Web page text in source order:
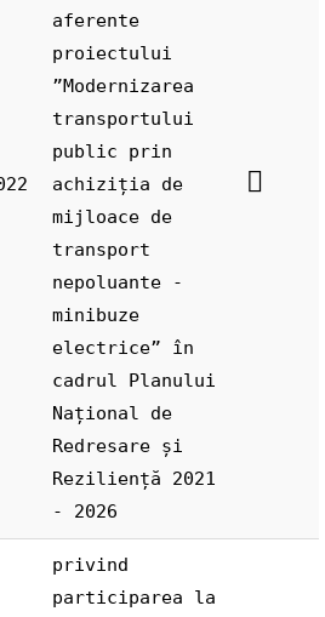
aferente
proiectului
”Modernizarea
transportului
public prin
achiziția de
mijloace de
transport
nepoluante -
minibuze
electrice” în
cadrul Planului
Național de
Redresare și
Reziliență 2021
- 2026
privind
participarea la